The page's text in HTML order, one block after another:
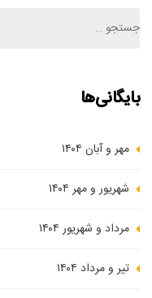
بایگانی‌ها
مهر و آبان ۱۴۰۴
شهریور و مهر ۱۴۰۴
مرداد و شهریور ۱۴۰۴
تیر و مرداد ۱۴۰۴